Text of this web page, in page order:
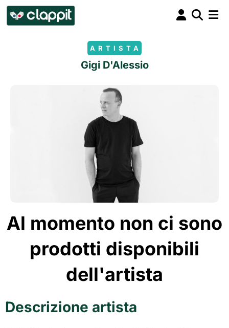
ARTISTA
Gigi D'Alessio
Al momento non ci sono
prodotti disponibili
dell'artista
Descrizione artista